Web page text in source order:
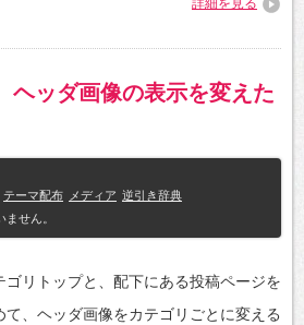
詳細を見る
ヘッダ画像の表示を変えた
テーマ配布 メディア 逆引き辞典
せん。
ゴリトップと、配下にある投稿ページを
て、ヘッダ画像をカテゴリごとに変える